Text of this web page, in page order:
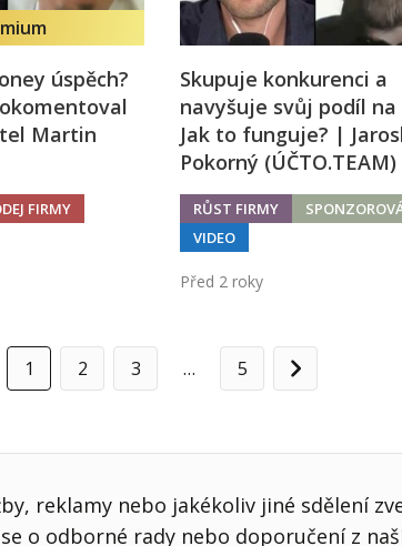
úspěch?
Martin
FIRMY
Skupuje konkurenci a
navyšuje svůj podíl na
Jak to funguje? |
Pokorný (ÚČTO.TEAM)
RŮST FIRMY
VIDEO
Před 2 roky
1 2 3 … 5
Další
reklamy nebo jakékoliv jiné sdělení
o odborné rady nebo doporučení z